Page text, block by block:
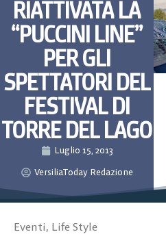
RIATTIVATA LA
“PUCCINI LINE”
PER GLI
SPETTATORI DEL
FESTIVAL DI
TORRE DEL LAGO
Luglio 15, 2013
VersiliaToday Redazione
Eventi, Life Style